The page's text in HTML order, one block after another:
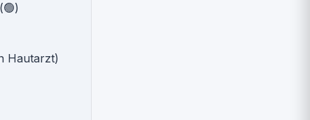
Hautarzt)